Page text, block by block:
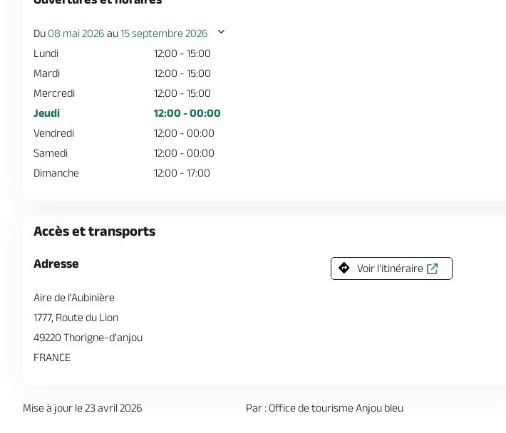
Du 08 mai 2026 au15 septembre 2026
Lundi
12:00 - 15:00
Mardi
12:00 - 15:00
Mercredi
12:00 - 15:00
Jeudi
12:00 - 00:00
Vendredi
12:00 - 00:00
Samedi
12:00 - 00:00
Dimanche
12:00 - 17:00
Accès et transports
Adresse
Aire de l'Aubinière
1777, Route du Lion
49220 Thorigne-d'anjou
FRANCE
Voir l'itinéraire
Mise à jour le 23 avril 2026 Par : Office de tourisme Anjou bleu